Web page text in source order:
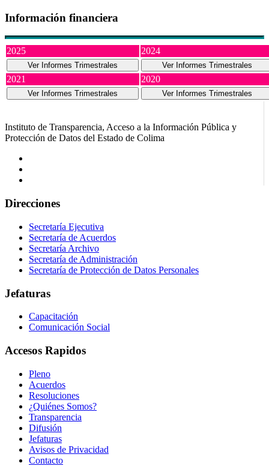
Información financiera
2025 2024
Ver Informes Trimestrales Ver Informes Trimestrales
2021 2020
Ver Informes Trimestrales Ver Informes Trimestrales
Instituto de Transparencia, Acceso a la Información Pública y
Protección de Datos del Estado de Colima
Direcciones
Secretaría Ejecutiva
Secretaría de Acuerdos
Secretaría Archivo
Secretaría de Administración
Secretaría de Protección de Datos Personales
Jefaturas
Capacitación
Comunicación Social
Accesos Rapidos
Pleno
Acuerdos
Resoluciones
¿Quiénes Somos?
Transparencia
Difusión
Jefaturas
Avisos de Privacidad
Contacto